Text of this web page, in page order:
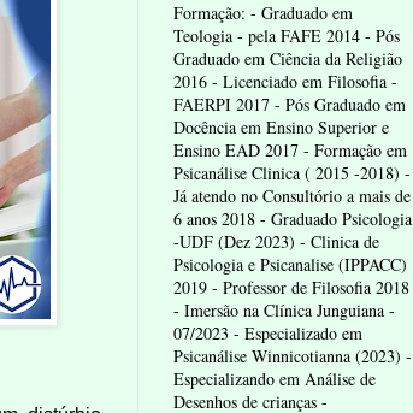
Formação: - Graduado em
Teologia - pela FAFE 2014 - Pós
Graduado em Ciência da Religião
2016 - Licenciado em Filosofia -
FAERPI 2017 - Pós Graduado em
Docência em Ensino Superior e
Ensino EAD 2017 - Formação em
Psicanálise Clinica ( 2015 -2018) -
Já atendo no Consultório a mais de
6 anos 2018 - Graduado Psicologia
-UDF (Dez 2023) - Clinica de
Psicologia e Psicanalise (IPPACC)
2019 - Professor de Filosofia 2018
- Imersão na Clínica Junguiana -
07/2023 - Especializado em
Psicanálise Winnicotianna (2023) -
Especializando em Análise de
Desenhos de crianças -